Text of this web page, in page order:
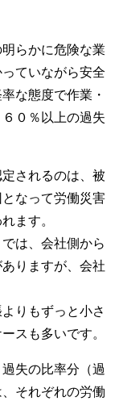
らかに危険な業
ていながら安全
な態度で作業・
０％以上の過失
されるのは、被
なって労働災害
ます。
は、会社側から
りますが、会社
りもずっと小さ
スも多いです。
失の比率分（過
それぞれの労働